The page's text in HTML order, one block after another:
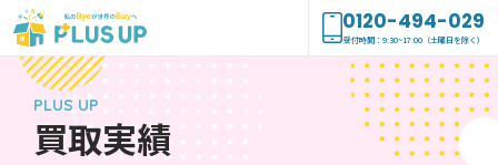
0120-494-029
受付時間：9:30~17:00（土曜日を除く）
PLUS UP
買取実績